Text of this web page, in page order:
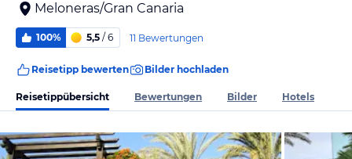
Meloneras/Gran Canaria
100% 5,5 / 6 11 Bewertungen
Reisetipp bewerten Bilder hochladen
Reisetippübersicht Bewertungen Bilder Hotels